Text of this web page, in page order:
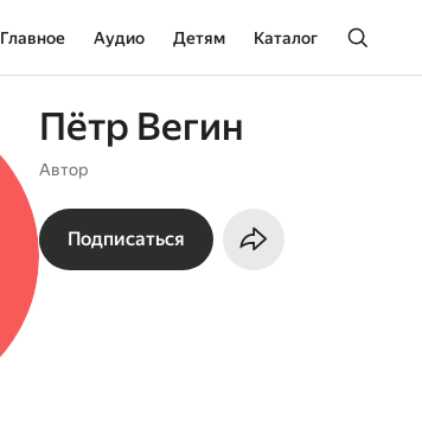
Главное Аудио Детям Каталог
Пётр Вегин
Автор
Подписаться